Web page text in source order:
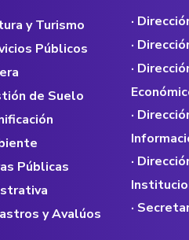
y Turismo
Públicos
de Suelo
Públicas
y Avalúos
·
·
·
·
·
·